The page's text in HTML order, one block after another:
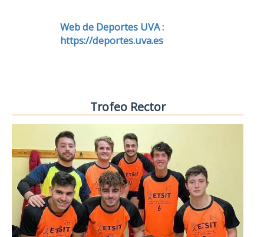
Web de Deportes UVA :
https://deportes.uva.es
Trofeo Rector